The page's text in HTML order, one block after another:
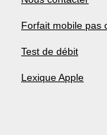
Forfait mobile pas
Test de débit
Lexique Apple